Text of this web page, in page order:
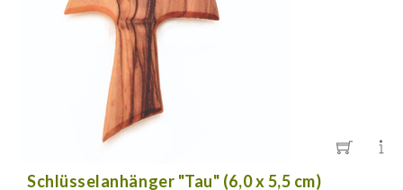
Schlüsselanhänger "Tau" (6,0 x 5,5 cm)